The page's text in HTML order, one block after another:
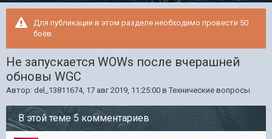
Для публикации в этом разделе необходимо провести 50
боёв.
Не запускается WOWs после вчерашней
обновы WGC
Автор: del_13811674, 17 авг 2019, 11:25:00 в Технические вопросы
В этой теме 5 комментариев